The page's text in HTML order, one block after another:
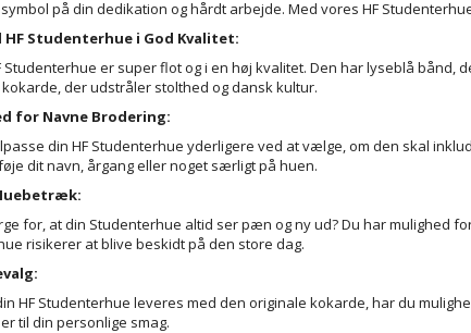
på din dedikation og hårdt arbejde. Med vores HF
Studenterhue i God Kvalitet:
Studenterhue er super flot og i en høj kvalitet. Den har lyseblå bånd,
der udstråler stolthed og dansk kultur.
for Navne Brodering:
din HF Studenterhue yderligere ved at vælge, om den skal
dit navn, årgang eller noget særligt på huen.
for, at din Studenterhue altid ser pæn og ny ud? Du har mulighed
risikerer at blive beskidt på den store dag.
HF Studenterhue leveres med den originale kokarde, har du
til din personlige smag.